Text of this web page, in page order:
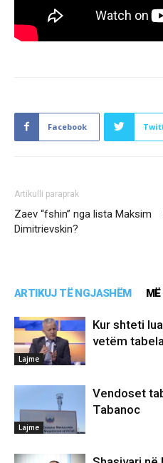
Facebook
Artikulli paraprak
Zaev “fshin” nga lista Maksim
Dimitrievskin?
ARTIKUJ TË NGJASHËM
Lajme
Kur shteti
vetëm tabela
Lajme
Vendoset
Tabanoc